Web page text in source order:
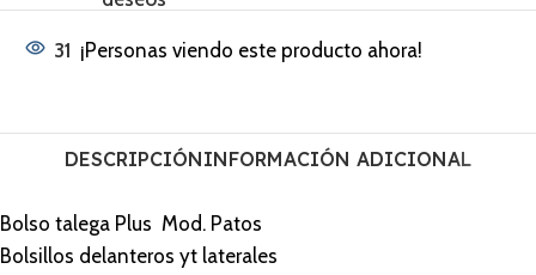
31 ¡Personas viendo este producto ahora!
DESCRIPCIÓNINFORMACIÓN ADICIONAL
Bolso talega Plus Mod. Patos
Bolsillos delanteros yt laterales